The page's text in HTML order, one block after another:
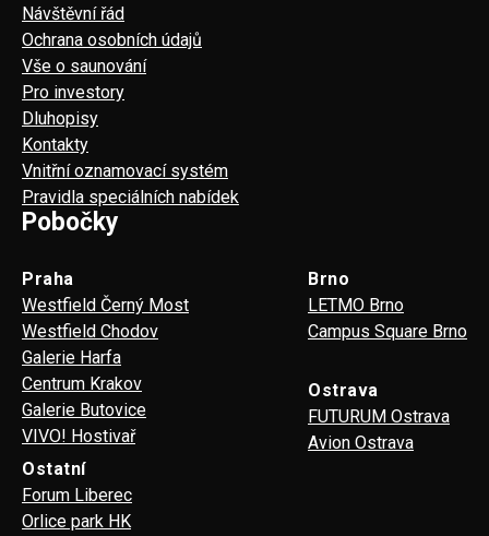
Návštěvní řád
Ochrana osobních údajů
Vše o saunování
Pro investory
Dluhopisy
Kontakty
Vnitřní oznamovací systém
Pravidla speciálních nabídek
Pobočky
Praha
Westfield Černý Most
Westfield Chodov
Galerie Harfa
Centrum Krakov
Galerie Butovice
VIVO! Hostivař
Brno
LETMO Brno
Campus Square Brno
Ostrava
FUTURUM Ostrava
Avion Ostrava
Ostatní
Forum Liberec
Orlice park HK